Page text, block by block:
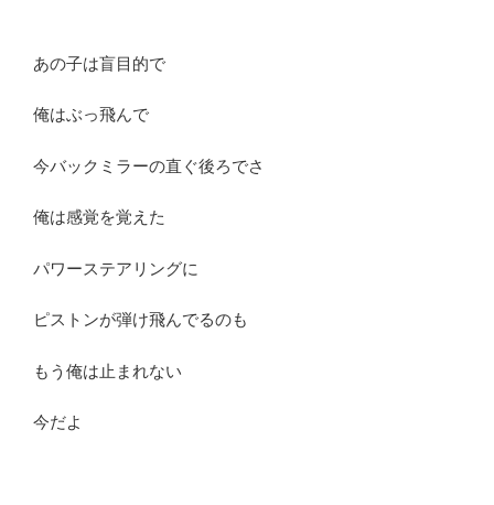
あの子は盲目的で
俺はぶっ飛んで
今バックミラーの直ぐ後ろでさ
俺は感覚を覚えた
パワーステアリングに
ピストンが弾け飛んでるのも
もう俺は止まれない
今だよ